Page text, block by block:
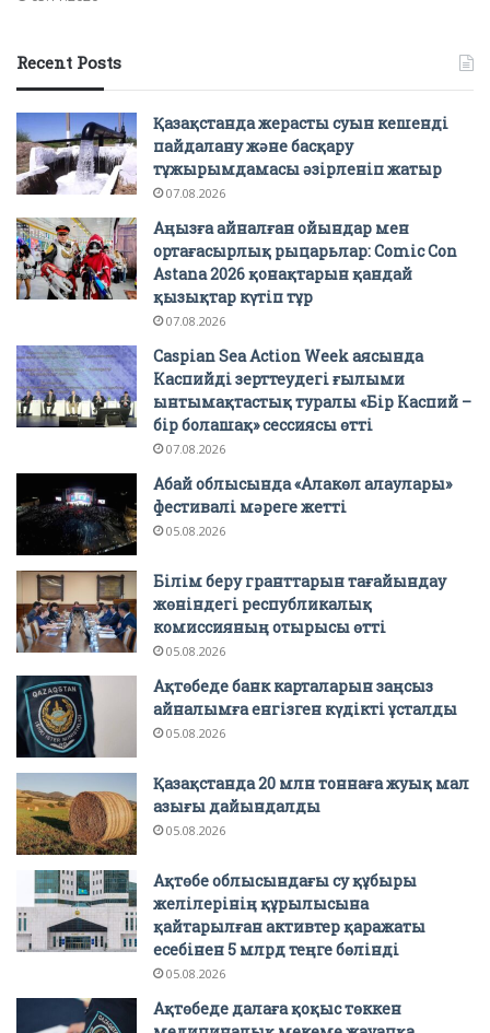
Recent Posts
Қазақстанда жерасты суын кешенді
пайдалану және басқару
тұжырымдамасы әзірленіп жатыр
07.08.2026
Аңызға айналған ойындар мен
ортағасырлық рыцарьлар: Comic Con
Astana 2026 қонақтарын қандай
қызықтар күтіп тұр
07.08.2026
Caspian Sea Action Week аясында
Каспийді зерттеудегі ғылыми
ынтымақтастық туралы «Бір Каспий –
бір болашақ» сессиясы өтті
07.08.2026
Абай облысында «Алакөл алаулары»
фестивалі мәреге жетті
05.08.2026
Білім беру гранттарын тағайындау
жөніндегі республикалық
комиссияның отырысы өтті
05.08.2026
Ақтөбеде банк карталарын заңсыз
айналымға енгізген күдікті ұсталды
05.08.2026
Қазақстанда 20 млн тоннаға жуық мал
азығы дайындалды
05.08.2026
Ақтөбе облысындағы су құбыры
желілерінің құрылысына
қайтарылған активтер қаражаты
есебінен 5 млрд теңге бөлінді
05.08.2026
Ақтөбеде далаға қоқыс төккен